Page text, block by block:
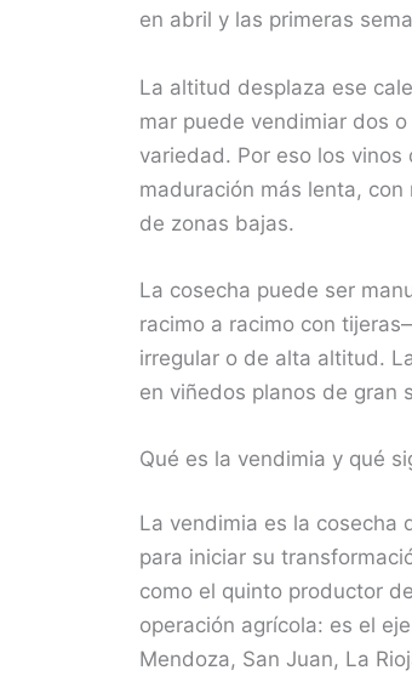
en abril y las primeras
La altitud desplaza ese
mar puede vendimiar dos
variedad. Por eso los
maduración más lenta,
de zonas bajas.
La cosecha puede ser
racimo a racimo con
irregular o de alta altitud.
en viñedos planos de gran
Qué es la vendimia y qué
La vendimia es la cosecha
para iniciar su
como el quinto productor
operación agrícola: es el
Mendoza, San Juan, La